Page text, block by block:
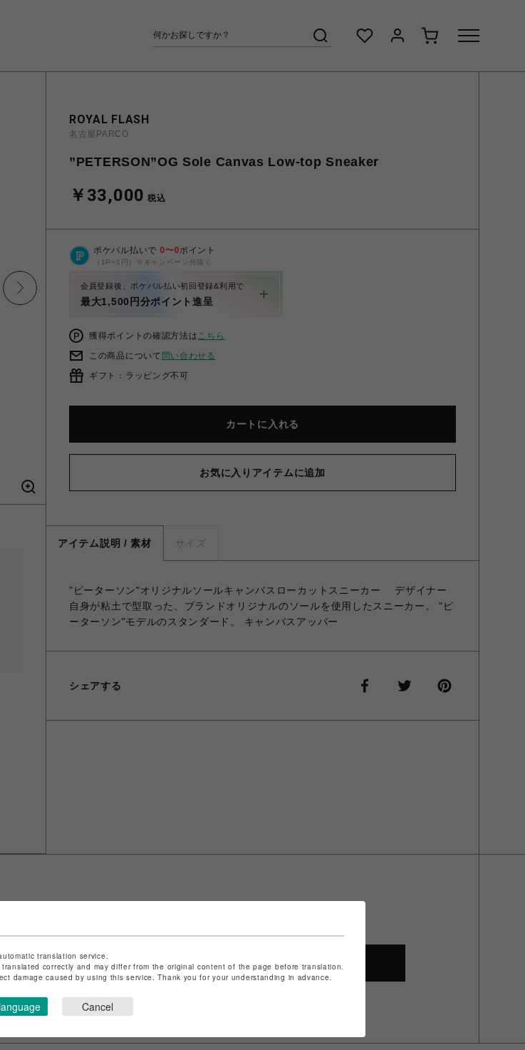
ROYAL FLASH
名古屋PARCO
”PETERSON”OG Sole Canvas Low-top Sneaker
￥33,000 税込
ポケパル払いで 0〜0ポイント
（1P=1円）※キャンペーン分除く
会員登録後、ポケパル払い初回登録&利用で
最大1,500円分ポイント進呈
獲得ポイントの確認方法はこちら
この商品について 問い合わせる
ギフト：ラッピング不可
カートに入れる
お気に入りアイテムに追加
アイテム説明 / 素材 サイズ
"ピーターソン"オリジナルソールキャンバスローカットスニーカー デザイナー
自身が粘土で型取った、ブランドオリジナルのソールを使用したスニーカー。 "ピ
ーターソン"モデルのスタンダード。 キャンバスアッパー
シェアする
づく表記はこちら
ちら
SHOP TOP
translation service.
correctly and may differ from the original content of the page before translation.
damage caused by using this service. Thank you for your understanding in advance.
Cancel